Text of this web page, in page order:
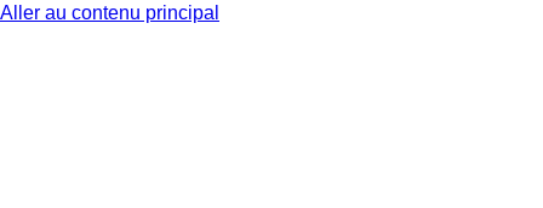
Aller au contenu principal